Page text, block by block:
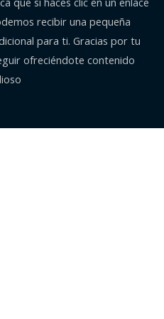
recibir una pequeña
para ti. Gracias por tu
ofreciéndote contenido